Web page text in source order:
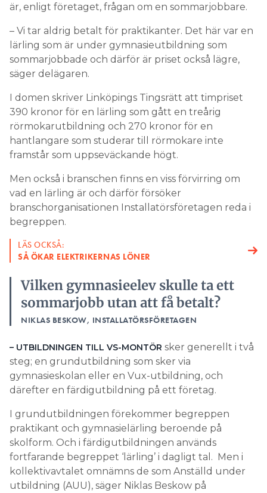
är, enligt företaget, frågan om en sommarjobbare.
– Vi tar aldrig betalt för praktikanter. Det här var en
lärling som är under gymnasieutbildning som
sommarjobbade och därför är priset också lägre,
säger delägaren.
I domen skriver Linköpings Tingsrätt att timpriset
390 kronor för en lärling som gått en treårig
rörmokarutbildning och 270 kronor för en
hantlangare som studerar till rörmokare inte
framstår som uppseväckande högt.
Men också i branschen finns en viss förvirring om
vad en lärling är och därför försöker
branschorganisationen Installatörsföretagen reda i
begreppen.
LÄS OCKSÅ:
SÅ ÖKAR ELEKTRIKERNAS LÖNER
Vilken gymnasieelev skulle ta ett
sommarjobb utan att få betalt?
NIKLAS BESKOW, INSTALLATÖRSFÖRETAGEN
– UTBILDNINGEN TILL VS-MONTÖR sker generellt i två
steg; en grundutbildning som sker via
gymnasieskolan eller en Vux-utbildning, och
därefter en färdigutbildning på ett företag.
I grundutbildningen förekommer begreppen
praktikant och gymnasielärling beroende på
skolform. Och i färdigutbildningen används
fortfarande begreppet ‘lärling’ i dagligt tal. Men i
kollektivavtalet omnämns de som Anställd under
utbildning (AUU), säger Niklas Beskow på